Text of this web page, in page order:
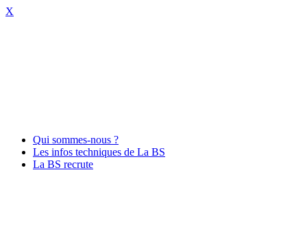
X
Qui sommes-nous ?
Les infos techniques de La BS
La BS recrute